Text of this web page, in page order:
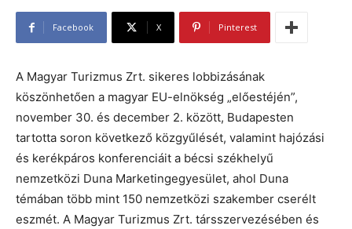
Facebook X Pinterest
A Magyar Turizmus Zrt. sikeres lobbizásának
köszönhetően a magyar EU-elnökség „előestéjén”,
november 30. és december 2. között, Budapesten
tartotta soron következő közgyűlését, valamint hajózási
és kerékpáros konferenciáit a bécsi székhelyű
nemzetközi Duna Marketingegyesület, ahol Duna
témában több mint 150 nemzetközi szakember cserélt
eszmét. A Magyar Turizmus Zrt. társszervezésében és